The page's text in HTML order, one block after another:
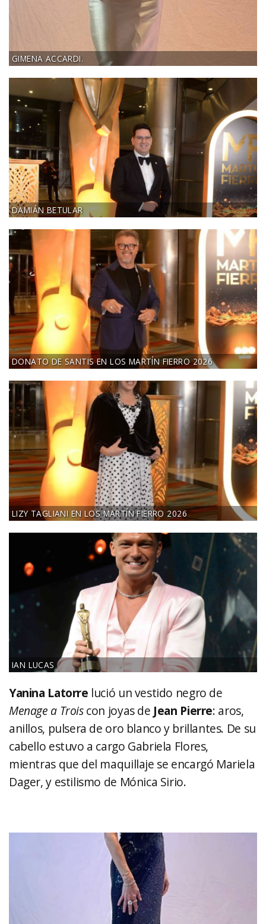
GIMENA ACCARDI.
DAMIÁN BETULAR
DONATO DE SANTIS EN LOS MARTÍN FIERRO 2026
LIZY TAGLIANI EN LOS MARTÍN FIERRO 2026
IAN LUCAS
Yanina Latorre lució un vestido negro de
Menage a Troiscon joyas de Jean Pierre: aros,
anillos, pulsera de oro blanco y brillantes. De su
cabello estuvo a cargo Gabriela Flores,
mientras que del maquillaje se encargó Mariela
Dager, y estilismo de Mónica Sirio.